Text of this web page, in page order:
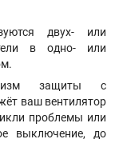
двух- или
в одно- или
защиты с
ваш вентилятор
проблемы или
выключение, до